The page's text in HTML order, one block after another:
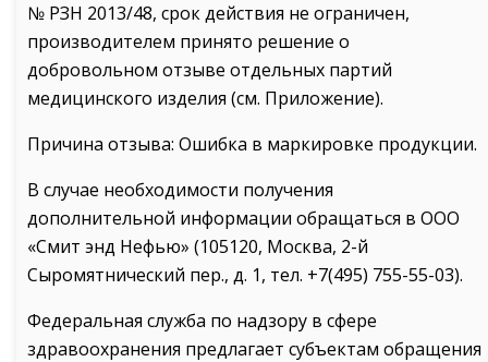
№ РЗН 2013/48, срок действия не ограничен,
производителем принято решение о
добровольном отзыве отдельных партий
медицинского изделия (см. Приложение).
Причина отзыва: Ошибка в маркировке продукции.
В случае необходимости получения
дополнительной информации обращаться в ООО
«Смит энд Нефью» (105120, Москва, 2-й
Сыромятнический пер., д. 1, тел. +7(495) 755-55-03).
Федеральная служба по надзору в сфере
здравоохранения предлагает субъектам обращения